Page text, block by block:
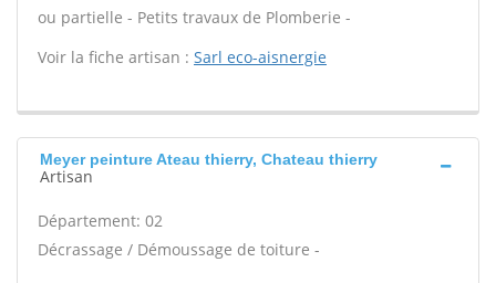
ou partielle - Petits travaux de Plomberie -
Voir la fiche artisan : Sarl eco-aisnergie
Meyer peinture Ateau thierry, Chateau thierry
Artisan
Département: 02
Décrassage / Démoussage de toiture -